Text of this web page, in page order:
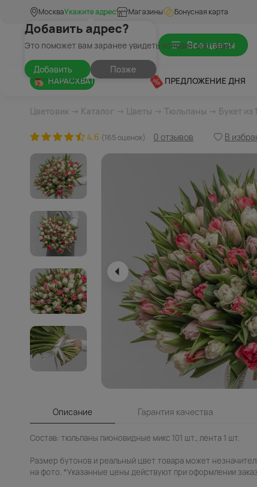
МоскваУкажите адрес
Добавить адрес?
Это поможет вам заранее увидеть условия доставки
Добавить Позже
Магазины Бонусная карта
Все цветы
НАРАСХВАТ ПРЕДЛОЖЕНИЕ ДНЯ
Цветовик → Каталог → Цветы → Тюльпаны → Букет из
4.6 (165 оценок) 0 отзывов В
Описание Гарантия качества
Состав: тюльпаны пионовидные микс 101 шт., лента 1 шт.
Размер бутонов и реальный цвет товара может
на фото. *Указанные цены действуют при оформлении